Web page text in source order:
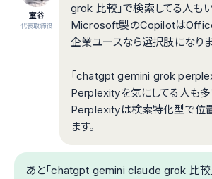
室谷
代表取締役
grok 比較」で検索してる人もい
Microsoft製のCopilotはOffice
企業ユースなら選択肢になりま
「chatgpt gemini grok
Perplexityを気にしてる人も多
Perplexityは検索特化型で位
ます。
あと「chatgpt gemini claude grok 比較